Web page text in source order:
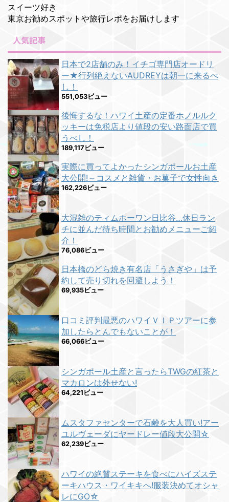
スイーツ好き
東京お勧めスポットや旅行レポをお届けします
人気記事
日本で2店舗のみ！イチゴ専門店オードリ
ー★行列絶えないAUDREYは朝一に来るべ
し！
551,053ビュー
後悔するな！ハワイ土産の定番ホノルルク
ッキーは免税店より値段の安い路面店で買
うべし！
189,117ビュー
実際に買ってよかったシンガポールお土産
大公開!～コスメと雑貨・お菓子で女性向き
162,226ビュー
大混雑のティムホーワン日比谷…休日ラン
チに並んだ待ち時間とお勧めメニューご紹
介！
76,086ビュー
日本橋のどら焼き有名店「うさぎや」は予
約して売り切れを回避しよう！
69,935ビュー
口コミ評判最悪のハワイＶＩＰツアーに参
加したらとんでもないことが！
66,066ビュー
シンガポール土産と言ったらTWGの紅茶と
マカロンは外せない!
64,221ビュー
ムスタファセンターで石鹸を大人買い!アー
ユルヴェーダにヤードレー値段大公開☆
62,239ビュー
ハワイの絶賛ステーキを食べにハイズステ
ーキハウス・ワイキキへ!服装決めてオシャ
レにGO☆